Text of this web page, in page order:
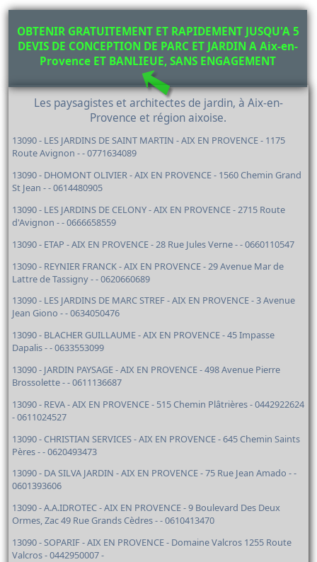
OBTENIR GRATUITEMENT ET RAPIDEMENT JUSQU'A 5
DEVIS DE CONCEPTION DE PARC ET JARDIN A Aix-en-
Provence ET BANLIEUE, SANS ENGAGEMENT
Les paysagistes et architectes de jardin, à Aix-en-
Provence et région aixoise.
13090 - LES JARDINS DE SAINT MARTIN - AIX EN PROVENCE - 1175
Route Avignon - - 0771634089
13090 - DHOMONT OLIVIER - AIX EN PROVENCE - 1560 Chemin Grand
St Jean - - 0614480905
13090 - LES JARDINS DE CELONY - AIX EN PROVENCE - 2715 Route
d'Avignon - - 0666658559
13090 - ETAP - AIX EN PROVENCE - 28 Rue Jules Verne - - 0660110547
13090 - REYNIER FRANCK - AIX EN PROVENCE - 29 Avenue Mar de
Lattre de Tassigny - - 0620660689
13090 - LES JARDINS DE MARC STREF - AIX EN PROVENCE - 3 Avenue
Jean Giono - - 0634050476
13090 - BLACHER GUILLAUME - AIX EN PROVENCE - 45 Impasse
Dapalis - - 0633553099
13090 - JARDIN PAYSAGE - AIX EN PROVENCE - 498 Avenue Pierre
Brossolette - - 0611136687
13090 - REVA - AIX EN PROVENCE - 515 Chemin Plâtrières - 0442922624
- 0611024527
13090 - CHRISTIAN SERVICES - AIX EN PROVENCE - 645 Chemin Saints
Pères - - 0620493473
13090 - DA SILVA JARDIN - AIX EN PROVENCE - 75 Rue Jean Amado - -
0601393606
13090 - A.A.IDROTEC - AIX EN PROVENCE - 9 Boulevard Des Deux
Ormes, Zac 49 Rue Grands Cèdres - - 0610413470
13090 - SOPARIF - AIX EN PROVENCE - Domaine Valcros 1255 Route
Valcros - 0442950007 -